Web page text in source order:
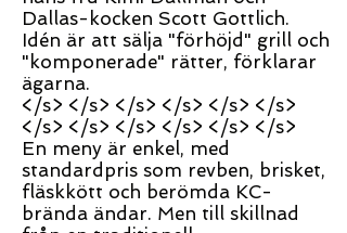
Dallas-kocken Scott Gottlich.
Idén är att sälja "förhöjd" grill och
"komponerade" rätter, förklarar
ägarna.
</s> </s> </s> </s> </s> </s>
</s> </s> </s> </s> </s> </s>
En meny är enkel, med
standardpris som revben, brisket,
fläskkött och berömda KC-
brända ändar. Men till skillnad